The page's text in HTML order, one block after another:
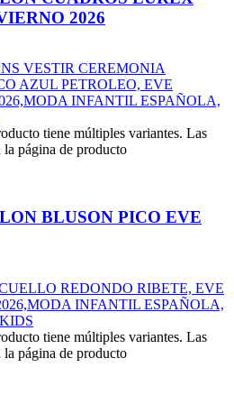
2026
tiene múltiples variantes. Las
la página de producto
BLUSON PICO EVE
tiene múltiples variantes. Las
la página de producto